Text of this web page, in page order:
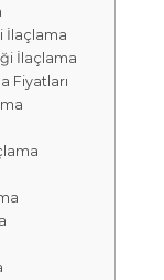
İlaçlama
İlaçlama
Fiyatları